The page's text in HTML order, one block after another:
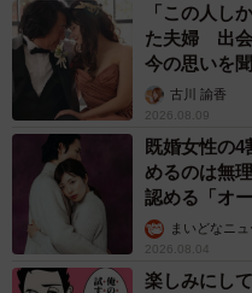
「この人し
た夫婦 出
今の思いを
古川 諭香
2026.08.09
既婚女性の
めるのは無
認める「オ
まいどなニ
2026.08.04
楽しみにし